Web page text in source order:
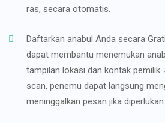
ras, secara otomatis.
Daftarkan anabul Anda secara
dapat membantu menemukan
tampilan lokasi dan kontak pemilik.
scan, penemu dapat langsung
meninggalkan pesan jika diperlukan.